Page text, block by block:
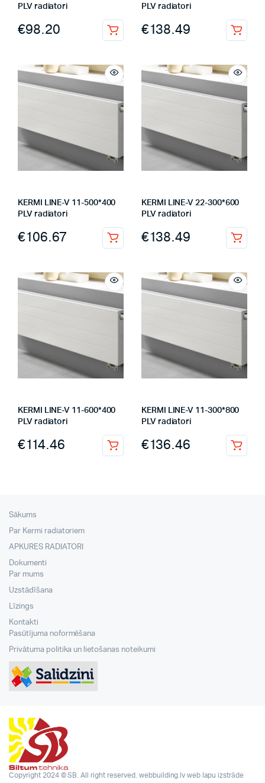
PLV radiatori
€98.20
PLV radiatori
€138.49
KERMI LINE-V 11-500*400
PLV radiatori
€106.67
KERMI LINE-V 22-300*600
PLV radiatori
€138.49
KERMI LINE-V 11-600*400
PLV radiatori
€114.46
KERMI LINE-V 11-300*800
PLV radiatori
€136.46
Sākums
Par Kermi radiatoriem
APKURES RADIATORI
Dokumenti
Par mums
Uzstādīšana
Līzings
Kontakti
Pasūtījuma noformēšana
Privātuma politika un lietošanas noteikumi
Copyright 2024 © SB. All right reserved. webbuilding.lvweb lapu izstrāde